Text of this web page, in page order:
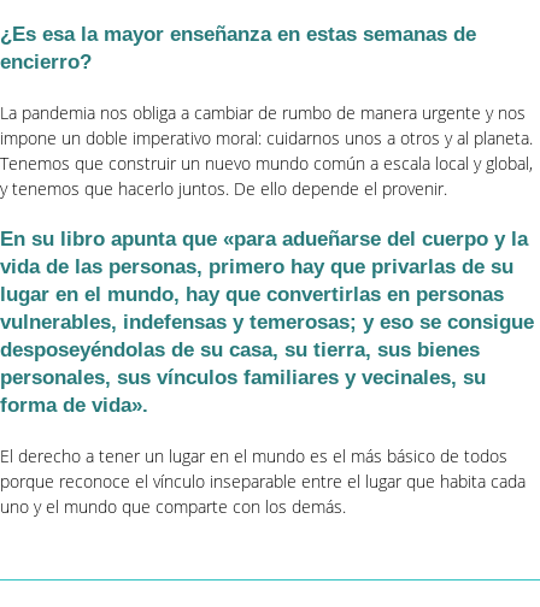
¿Es esa la mayor enseñanza en estas semanas de
encierro?
La pandemia nos obliga a cambiar de rumbo de manera urgente y nos
impone un doble imperativo moral: cuidarnos unos a otros y al planeta.
Tenemos que construir un nuevo mundo común a escala local y global,
y tenemos que hacerlo juntos. De ello depende el provenir.
En su libro apunta que «para adueñarse del cuerpo y la
vida de las personas, primero hay que privarlas de su
lugar en el mundo, hay que convertirlas en personas
vulnerables, indefensas y temerosas; y eso se consigue
desposeyéndolas de su casa, su tierra, sus bienes
personales, sus vínculos familiares y vecinales, su
forma de vida».
El derecho a tener un lugar en el mundo es el más básico de todos
porque reconoce el vínculo inseparable entre el lugar que habita cada
uno y el mundo que comparte con los demás.